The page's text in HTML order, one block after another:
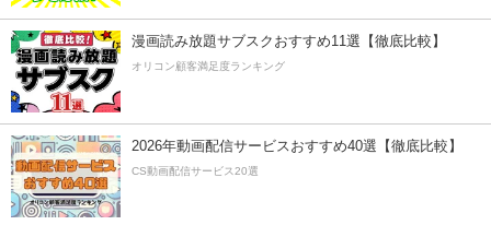
漫画読み放題サブスクおすすめ11選【徹底比較】
オリコン顧客満足度ランキング
2026年動画配信サービスおすすめ40選【徹底比較】
CS動画配信サービス20選